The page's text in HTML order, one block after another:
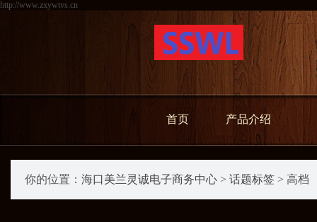
http://www.zxywtvs.cn
首页 产品介绍
你的位置： 海口美兰灵诚电子商务中心 > 话题标签 > 高档